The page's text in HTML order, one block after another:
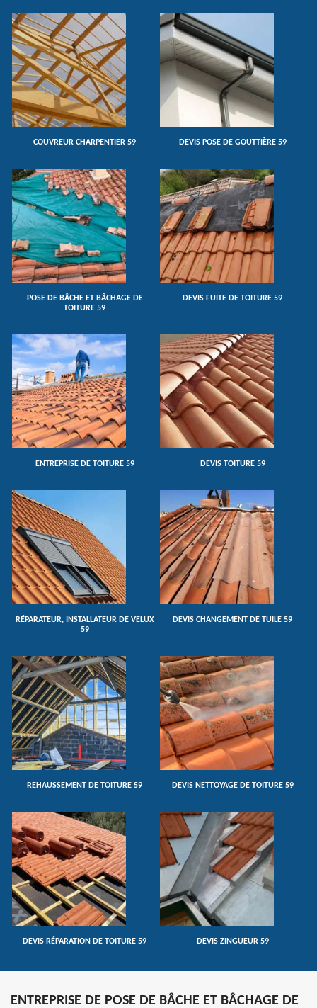
COUVREUR CHARPENTIER 59 DEVIS POSE DE GOUTTIÈRE 59
POSE DE BÂCHE ET BÂCHAGE DE
TOITURE 59
DEVIS FUITE DE TOITURE 59
ENTREPRISE DE TOITURE 59 DEVIS TOITURE 59
RÉPARATEUR, INSTALLATEUR DE VELUX
59
DEVIS CHANGEMENT DE TUILE 59
REHAUSSEMENT DE TOITURE 59 DEVIS NETTOYAGE DE TOITURE 59
DEVIS RÉPARATION DE TOITURE 59 DEVIS ZINGUEUR 59
ENTREPRISE DE POSE DE BÂCHE ET BÂCHAGE DE